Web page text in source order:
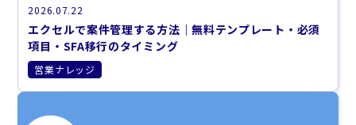
2026.07.22
エクセルで案件管理する方法｜無料テンプレート・必須
項目・SFA移行のタイミング
営業ナレッジ